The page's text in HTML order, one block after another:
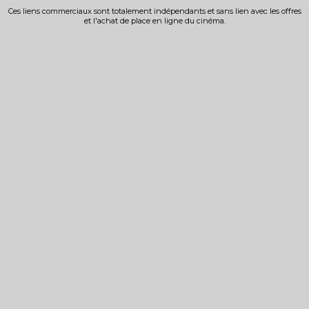
Ces liens commerciaux sont totalement indépendants et sans lien avec les offres
et l'achat de place en ligne du cinéma.